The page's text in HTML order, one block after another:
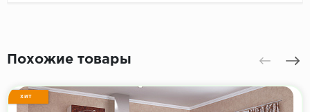
Похожие товары
ХИТ